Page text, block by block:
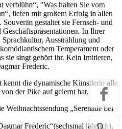
verblühn“, "Was halten Sie vom
liefen mit großem Erfolg in allen
gestaltet sie Fernseh- und
In Ihrer
Ausstrahlung und
Temperament oder
sie singt gehört ihr. Kein Imitieren,
Frederic.
kennt die dynamische Künstlerin alle
der Pike auf gelernt hat.
Weihnachtssendung „Serenade bei
Frederic“(sechsmal jährlich),